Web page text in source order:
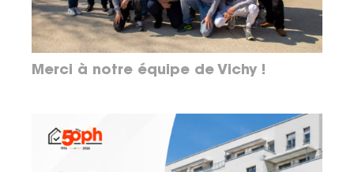
Merci à notre équipe de Vichy !